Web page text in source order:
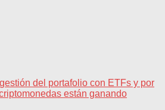
del portafolio con ETFs y por
están ganando